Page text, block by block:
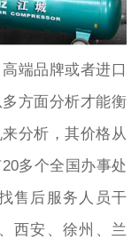
端品牌或者进口
方面分析才能衡
分析，其价格从
多个全国办事处
售后服务人员干
西安、徐州、兰